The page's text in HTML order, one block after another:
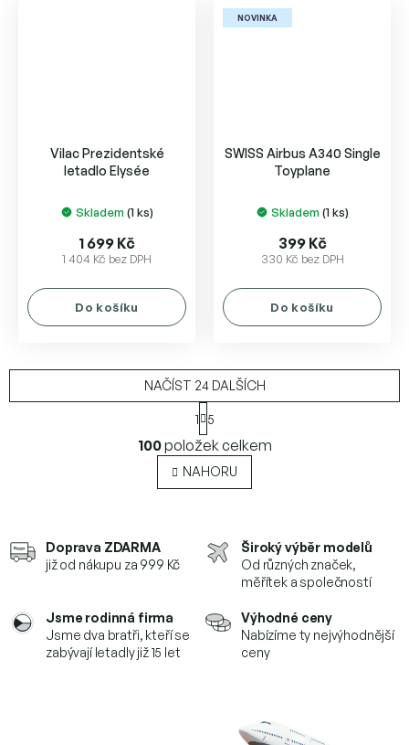
Vilac Prezidentské
letadlo Elysée
Skladem (1 ks)
1 404 Kč bez DPH
1 699 Kč
Do košíku
NOVINKA
SWISS Airbus A340 Single
Toyplane
Skladem (1 ks)
330 Kč bez DPH
399 Kč
Do košíku
O
v
l
á
c
í
v
k
NAČÍST 24 DALŠÍCH
S
t
r
á
n
k
n
1 5
100položek celkem
NAHORU
Doprava ZDARMA
již od nákupu za 999 Kč
Široký výběr modelů
Od různých značek,
měřítek a společností
Jsme rodinná firma
Jsme dva bratři, kteří se
zabývají letadly již 15 let
Výhodné ceny
Nabízíme ty nejvýhodnější
ceny